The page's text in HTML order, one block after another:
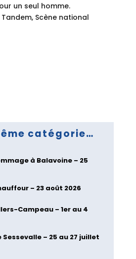
un seul homme.
Scène national
catégorie…
à Balavoine – 25
– 23 août 2026
Campeau – 1er au 4
– 25 au 27 juillet